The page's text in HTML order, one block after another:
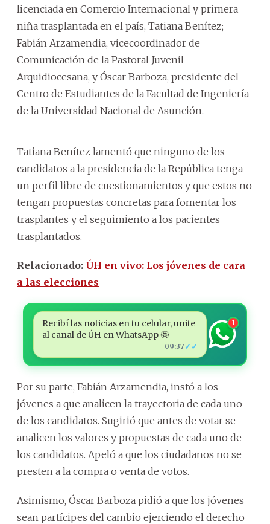
licenciada en Comercio Internacional y primera
niña trasplantada en el país, Tatiana Benítez;
Fabián Arzamendia, vicecoordinador de
Comunicación de la Pastoral Juvenil
Arquidiocesana, y Óscar Barboza, presidente del
Centro de Estudiantes de la Facultad de Ingeniería
de la Universidad Nacional de Asunción.
Tatiana Benítez lamentó que ninguno de los
candidatos a la presidencia de la República tenga
un perfil libre de cuestionamientos y que estos no
tengan propuestas concretas para fomentar los
trasplantes y el seguimiento a los pacientes
trasplantados.
Relacionado: ÚH en vivo: Los jóvenes de cara
a las elecciones
Recibí las noticias en tu celular, unite
al canal de ÚH en WhatsApp 🤩
09:37 ✓✓
1
Por su parte, Fabián Arzamendia, instó a los
jóvenes a que analicen la trayectoria de cada uno
de los candidatos. Sugirió que antes de votar se
analicen los valores y propuestas de cada uno de
los candidatos. Apeló a que los ciudadanos no se
presten a la compra o venta de votos.
Asimismo, Óscar Barboza pidió a que los jóvenes
sean partícipes del cambio ejerciendo el derecho